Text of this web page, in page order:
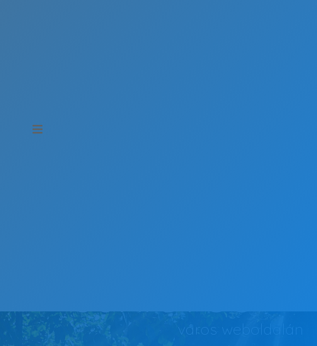
ÚJKÍGYÓS